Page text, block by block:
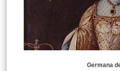
Germana